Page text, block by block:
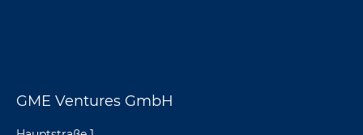
GME Ventures GmbH